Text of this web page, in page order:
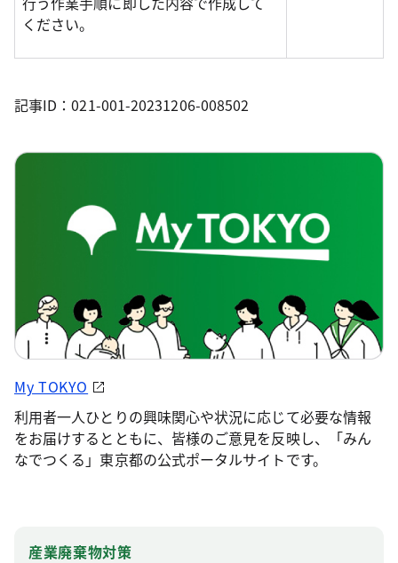
ください。
記事ID：021-001-20231206-008502
My TOKYO
利用者一人ひとりの興味関心や状況に応じて必要な情報
をお届けするとともに、皆様のご意見を反映し、「みん
なでつくる」東京都の公式ポータルサイトです。
産業廃棄物対策